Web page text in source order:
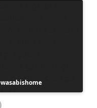
Opslag
offentliggjort
af
wasabishome